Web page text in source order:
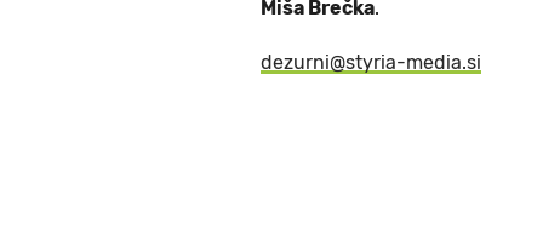
Miša Brečka.
dezurni@styria-media.si